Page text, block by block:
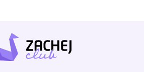
neměli jsme jinou možnost než začít jednat:
zapojit mozkové závity a přijít na kloub té
záhadě, jakou kdy kdo ve fotbale
usínajících rozhodčích v podání